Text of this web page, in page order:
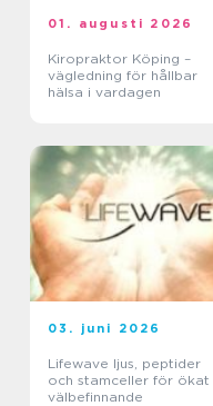
01. augusti 2026
Kiropraktor Köping –
vägledning för hållbar
hälsa i vardagen
03. juni 2026
Lifewave ljus, peptider
och stamceller för ökat
välbefinnande